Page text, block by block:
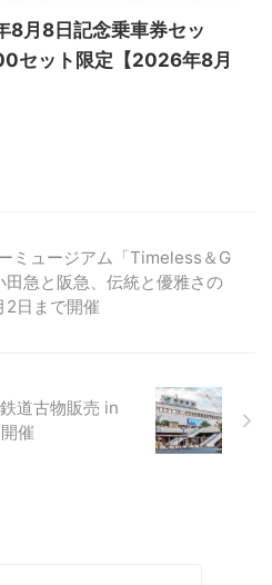
8月8日記念乗車券セッ
セット限定【2026年8月
ミュージアム「Timeless＆G
急と阪急、伝統と優雅さの
2日まで開催
道古物販売 in
催